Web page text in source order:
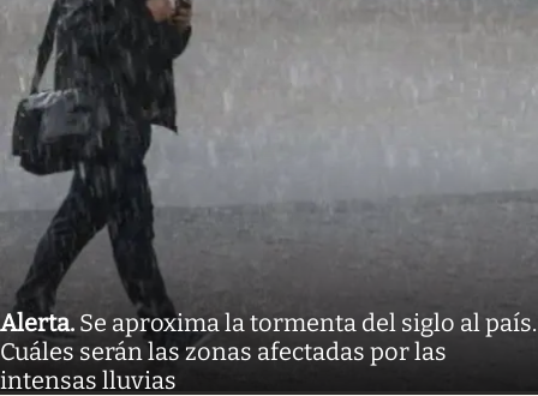
Alerta. Se aproxima la tormenta del siglo al país.
Cuáles serán las zonas afectadas por las
intensas lluvias